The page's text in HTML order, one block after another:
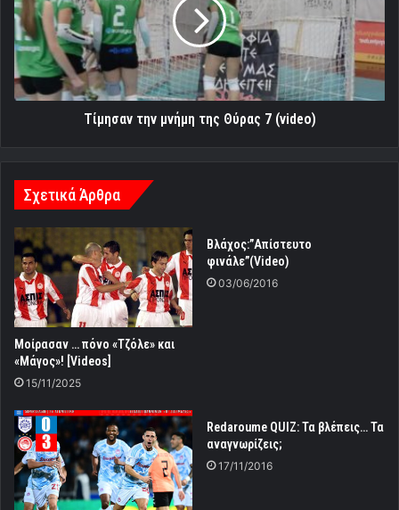
της
Θύρας
7
(video)
Τίμησαν την μνήμη της Θύρας 7 (video)
Σχετικά Άρθρα
Μοίρασαν … πόνο «Τζόλε» και
«Μάγος»! [Videos]
15/11/2025
Βλάχος:”Απίστευτο
φινάλε”(Video)
03/06/2016
Redaroume QUIZ: Τα βλέπεις… Τα
αναγνωρίζεις;
17/11/2016